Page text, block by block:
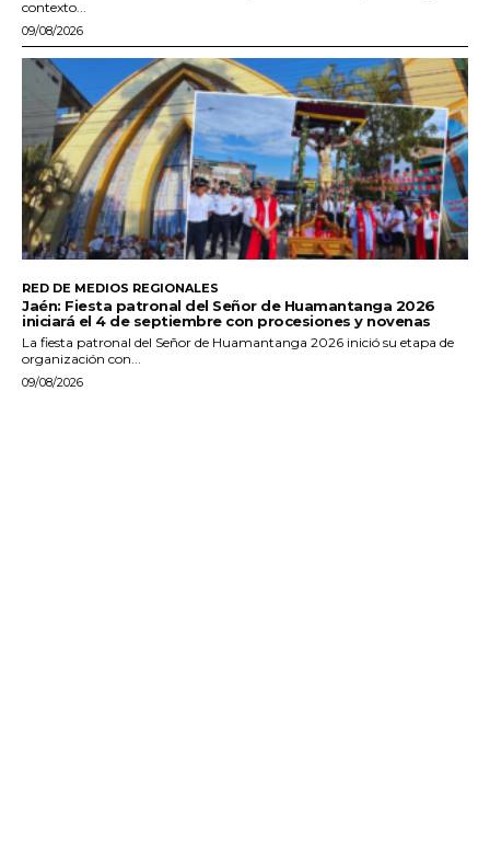
contexto...
09/08/2026
RED DE MEDIOS REGIONALES
Jaén: Fiesta patronal del Señor de Huamantanga 2026
iniciará el 4 de septiembre con procesiones y novenas
La fiesta patronal del Señor de Huamantanga 2026 inició su etapa de
organización con...
09/08/2026